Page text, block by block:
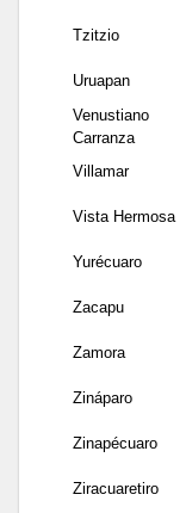
Tzitzio
Uruapan
Venustiano
Carranza
Villamar
Vista Hermosa
Yurécuaro
Zacapu
Zamora
Zináparo
Zinapécuaro
Ziracuaretiro